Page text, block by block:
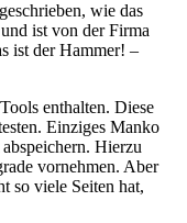
wie das
und ist von der Firma
ist der Hammer! –
enthalten. Diese
Einziges Manko
Hierzu
vornehmen. Aber
so viele Seiten hat,